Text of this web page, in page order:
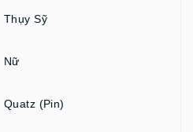
Thụy Sỹ
Nữ
Quatz (Pin)